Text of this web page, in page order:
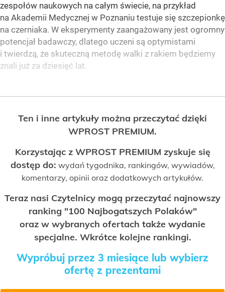
zespołów naukowych na całym świecie, na przykład
na Akademii Medycznej w Poznaniu testuje się szczepionkę
na czerniaka. W eksperymenty zaangażowany jest ogromny
potencjał badawczy, dlatego uczeni są optymistami
i twierdzą, że skuteczną metodę walki z rakiem będziemy
znali już za dziesięć lat.
Ten i inne artykuły można przeczytać dzięki
WPROST PREMIUM.
Korzystając z WPROST PREMIUM zyskuje się
dostęp do: wydań tygodnika, rankingów, wywiadów,
komentarzy, opinii oraz dodatkowych artykułów.
Teraz nasi Czytelnicy mogą przeczytać najnowszy
ranking "100 Najbogatszych Polaków"
oraz w wybranych ofertach także wydanie
specjalne. Wkrótce kolejne rankingi.
Wypróbuj przez 3 miesiące lub wybierz
ofertę z prezentami